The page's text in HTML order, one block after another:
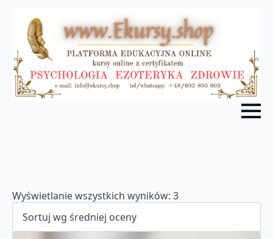
Wyświetlanie wszystkich wyników: 3Posortowane
oceny